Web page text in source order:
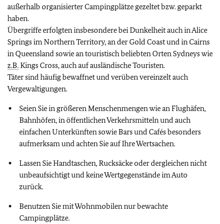
außerhalb organisierter Campingplätze gezeltet bzw. geparkt
haben.
Übergriffe erfolgten insbesondere bei Dunkelheit auch in Alice
Springs im Northern Territory, an der Gold Coast und in Cairns
in Queensland sowie an touristisch beliebten Orten Sydneys wie
z.B.Kings Cross, auch auf ausländische Touristen.
Täter sind häufig bewaffnet und verüben vereinzelt auch
Vergewaltigungen.
Seien Sie in größeren Menschenmengen wie an Flughäfen,
Bahnhöfen, in öffentlichen Verkehrsmitteln und auch
einfachen Unterkünften sowie Bars und Cafés besonders
aufmerksam und achten Sie auf Ihre Wertsachen.
Lassen Sie Handtaschen, Rucksäcke oder dergleichen nicht
unbeaufsichtigt und keine Wertgegenstände im Auto
zurück.
Benutzen Sie mit Wohnmobilen nur bewachte
Campingplätze.